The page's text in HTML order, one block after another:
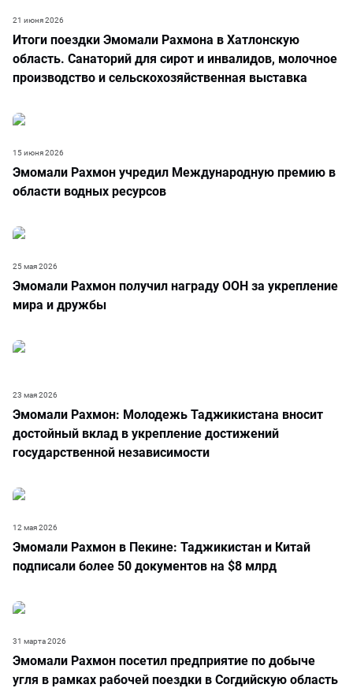
Итоги поездки Эмомали Рахмона в Хатлонскую
область. Санаторий для сирот и инвалидов, молочное
производство и сельскохозяйственная выставка
21 июня 2026
Эмомали Рахмон учредил Международную премию в
области водных ресурсов
15 июня 2026
Эмомали Рахмон получил награду ООН за укрепление
мира и дружбы
25 мая 2026
Эмомали Рахмон: Молодежь Таджикистана вносит
достойный вклад в укрепление достижений
государственной независимости
23 мая 2026
Эмомали Рахмон в Пекине: Таджикистан и Китай
подписали более 50 документов на $8 млрд
12 мая 2026
Эмомали Рахмон посетил предприятие по добыче
угля в рамках рабочей поездки в Согдийскую область
31 марта 2026